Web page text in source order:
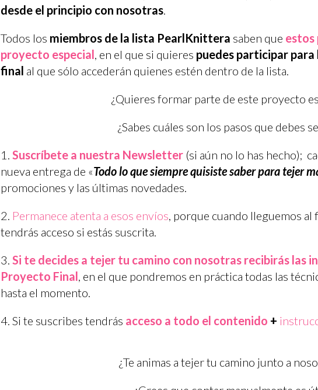
desde el principio con nosotras.
Todos los miembros de la lista PearlKnittera saben que estos
proyecto especial, en el que si quieres puedes participar
final al que sólo accederán quienes estén dentro de la lista.
¿Quieres formar parte de este proyecto
¿Sabes cuáles son los pasos que debes
Suscríbete a nuestra Newsletter(si aún no lo has hecho);
nueva entrega de «Todo lo que siempre quisiste saber para tejer
promociones y las últimas novedades.
Permanece atenta a esos envíos, porque cuando lleguemos al
tendrás acceso si estás suscrita.
Si te decides a tejer tu camino con nosotras recibirás las
Proyecto Final, en el que pondremos en práctica todas las
hasta el momento.
Si te suscribes tendrás acceso a todo el contenido +
¿Te animas a tejer tu camino junto a